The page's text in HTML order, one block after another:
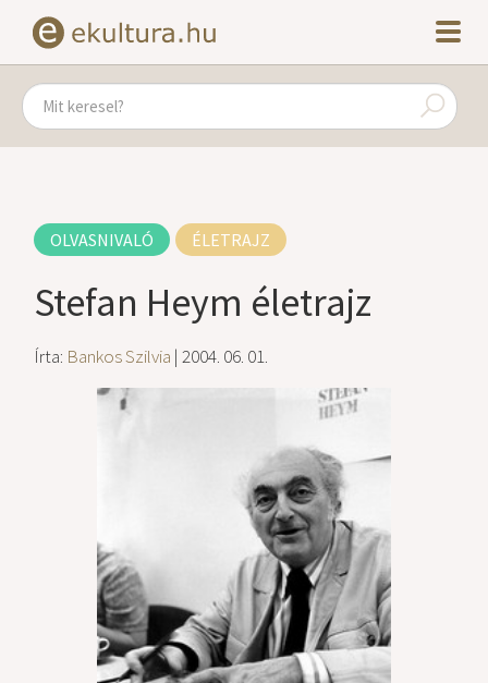
OLVASNIVALÓ ÉLETRAJZ
Stefan Heym életrajz
Írta: Bankos Szilvia | 2004. 06. 01.